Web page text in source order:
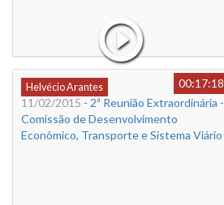
Helvécio Arantes
00:17:18
11/02/2015 - 2ª Reunião Extraordinária -
Comissão de Desenvolvimento
Econômico, Transporte e Sistema Viário